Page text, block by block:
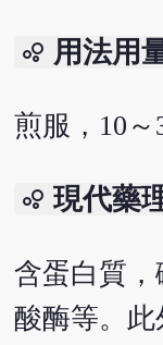
bubble_chart 用法用
煎服，10～
bubble_chart 現代藥
含蛋白質
酸酶等。